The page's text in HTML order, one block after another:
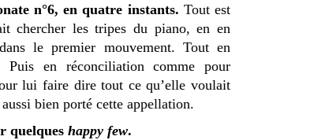
n°6, en quatre instants. Tout est
chercher les tripes du piano, en en
le premier mouvement. Tout en
en réconciliation comme pour
lui faire dire tout ce qu’elle voulait
bien porté cette appellation.
quelques happy few.